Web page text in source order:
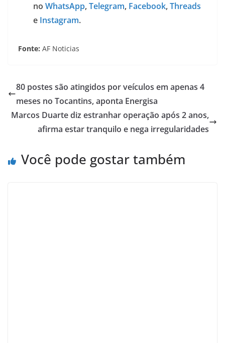
no WhatsApp,Telegram, Facebook,Threads
e Instagram.
Fonte: AF Noticias
80 postes são atingidos por veículos em apenas 4
meses no Tocantins, aponta Energisa
Marcos Duarte diz estranhar operação após 2 anos,
afirma estar tranquilo e nega irregularidades
Você pode gostar também